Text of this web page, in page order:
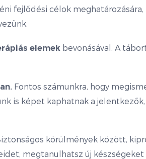
fejlődési célok meghatározására,
elemek bevonásával. A
Fontos számunkra, hogy
is képet kaphatnak a
körülmények között,
megtanulhatsz új